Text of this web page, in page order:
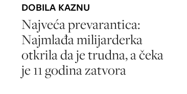
DOBILA KAZNU
Najveća prevarantica:
Najmlađa milijarderka
otkrila da je trudna, a čeka
je 11 godina zatvora